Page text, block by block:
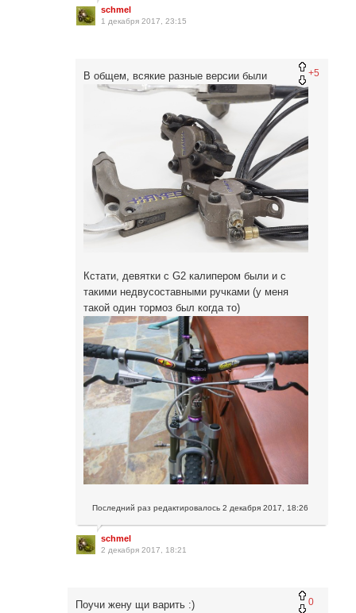
schmel
1 декабря 2017, 23:15
+5
В общем, всякие разные версии были
Кстати, девятки с G2 калипером были и с
такими недвусоставными ручками (у меня
такой один тормоз был когда то)
Последний раз редактировалось 2 декабря 2017, 18:26
schmel
2 декабря 2017, 18:21
0
Поучи жену щи варить :)